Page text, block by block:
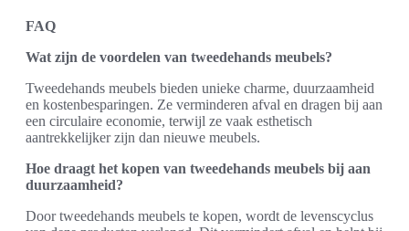
FAQ
Wat zijn de voordelen van tweedehands meubels?
Tweedehands meubels bieden unieke charme, duurzaamheid
en kostenbesparingen. Ze verminderen afval en dragen bij aan
een circulaire economie, terwijl ze vaak esthetisch
aantrekkelijker zijn dan nieuwe meubels.
Hoe draagt het kopen van tweedehands meubels bij aan
duurzaamheid?
Door tweedehands meubels te kopen, wordt de levenscyclus